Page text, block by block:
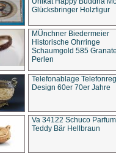
Glücksbringer Holzfigur
MÜnchner Biedermeier
Historische Ohrringe
Schaumgold 585
Perlen
Telefonablage
Design 60er 70er Jahre
Va 34122 Schuco
Teddy Bär Hellbraun